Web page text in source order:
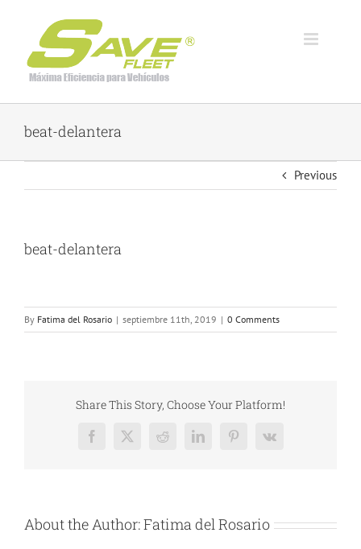
content
beat-delantera
Previous
beat-delantera
By Fatima del Rosario | septiembre 11th, 2019 | 0 Comments
Share This Story, Choose Your Platform!
Facebook
X RedditLinkedInPinterest
Vk
About the Author:Fatima del Rosario